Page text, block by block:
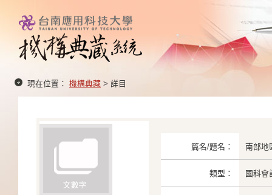
現在位置： 機構典藏 > 詳目
篇名/題名： 南部地
類型： 國科會